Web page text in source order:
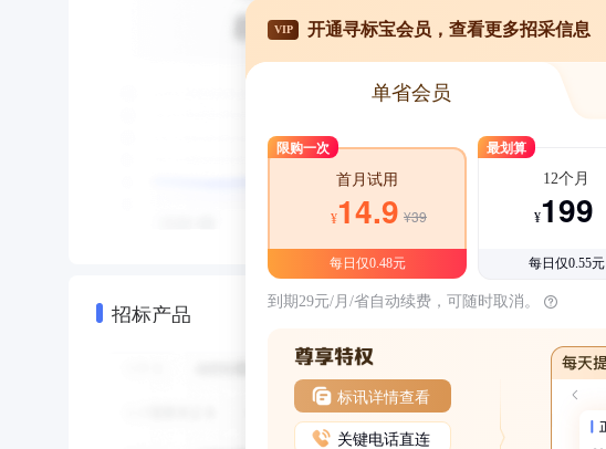
招标产品
VIP 开通寻标宝会员，查看更多招采信息
单省会员
限购一次
首月试用
¥14.9 ¥39
每日仅0.48元
最划算
12个月
¥199
每日仅0.55元
到期29元/月/省自动续费，可随时取消。
标讯详情查看
关键电话直连